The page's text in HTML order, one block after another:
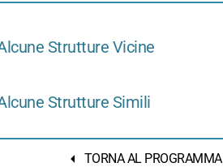
Strutture Vicine
Strutture Simili
TORNA AL PROGRAMMA